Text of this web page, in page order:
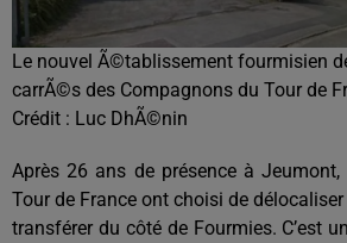
Le nouvel Ã©tablissement fourmisien
carrÃ©s des Compagnons du Tour de
Crédit : Luc DhÃ©nin
Après 26 ans de présence à
Tour de France ont choisi de
transférer du côté de Fourmies. C’est